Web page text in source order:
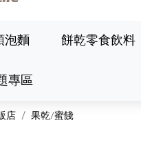
泡麵 餅乾零食飲料
專區
店 果乾/蜜餞